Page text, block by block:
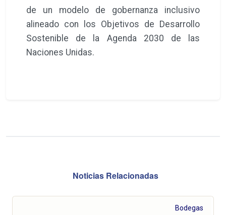
de un modelo de gobernanza inclusivo
alineado con los Objetivos de Desarrollo
Sostenible de la Agenda 2030 de las
Naciones Unidas.
Noticias Relacionadas
Bodegas